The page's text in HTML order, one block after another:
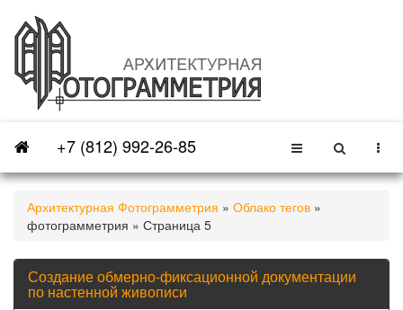
+7 (812) 992-26-85
Архитектурная Фотограмметрия » Облако тегов »
фотограмметрия » Страница 5
Создание обмерно-фиксационной документации
по настенной живописи